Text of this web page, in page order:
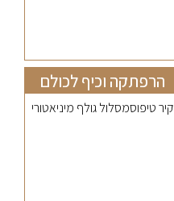
הרפתקה וכיף לכולם
קיר טיפוסמסלול גולף מיניאטורי